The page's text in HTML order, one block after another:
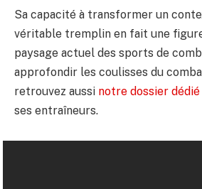
Sa capacité à transformer un
véritable tremplin en fait une
paysage actuel des sports de
approfondir les coulisses du
retrouvez aussi notre dossier dédié
ses entraîneurs.